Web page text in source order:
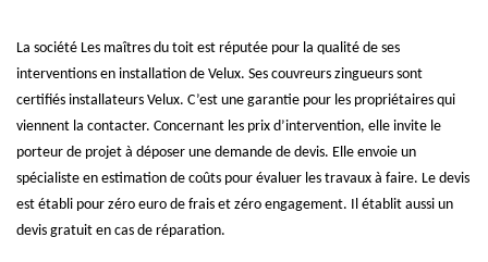
La société Les maîtres du toit est réputée pour la qualité de ses
interventions en installation de Velux. Ses couvreurs zingueurs sont
certifiés installateurs Velux. C’est une garantie pour les propriétaires qui
viennent la contacter. Concernant les prix d’intervention, elle invite le
porteur de projet à déposer une demande de devis. Elle envoie un
spécialiste en estimation de coûts pour évaluer les travaux à faire. Le devis
est établi pour zéro euro de frais et zéro engagement. Il établit aussi un
devis gratuit en cas de réparation.